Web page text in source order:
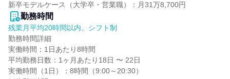
新卒モデルケース（大学卒・営業職）：月31万8,700円
勤務時間
残業月平均20時間以内、シフト制
勤務時間詳細
実働時間：1日あたり8時間
平均勤務日数：1ヶ月あたり18日 〜 22日
実働時間（1日）：8時間（9:00～20:30）